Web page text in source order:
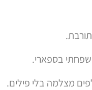
בספארי.
מצלמה בלי פילים.